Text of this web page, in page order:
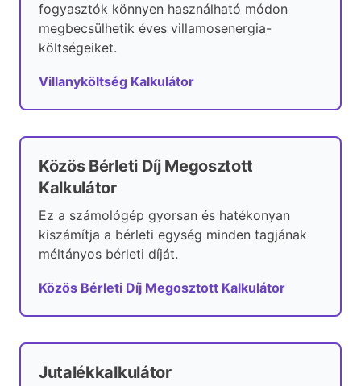
fogyasztók könnyen használható módon
megbecsülhetik éves villamosenergia-
költségeiket.
Villanyköltség Kalkulátor
Közös Bérleti Díj Megosztott
Kalkulátor
Ez a számológép gyorsan és hatékonyan
kiszámítja a bérleti egység minden tagjának
méltányos bérleti díját.
Közös Bérleti Díj Megosztott Kalkulátor
Jutalékkalkulátor